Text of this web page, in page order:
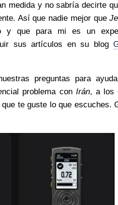
medida y no sabría decirte
Así que nadie mejor que
y que para mi es un
sus artículos en su blog
preguntas para
problema con Irán, a los
que te guste lo que escuches.